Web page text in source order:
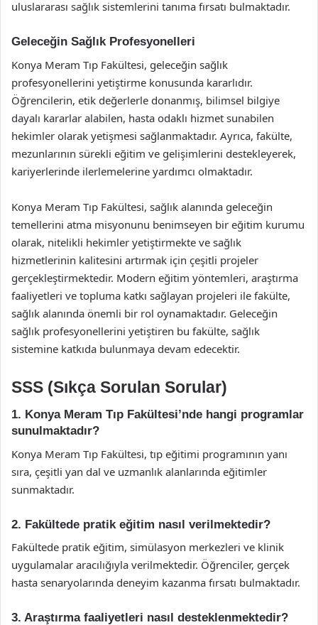
uluslararası sağlık sistemlerini tanıma fırsatı bulmaktadır.
Geleceğin Sağlık Profesyonelleri
Konya Meram Tıp Fakültesi, geleceğin sağlık
profesyonellerini yetiştirme konusunda kararlıdır.
Öğrencilerin, etik değerlerle donanmış, bilimsel bilgiye
dayalı kararlar alabilen, hasta odaklı hizmet sunabilen
hekimler olarak yetişmesi sağlanmaktadır. Ayrıca, fakülte,
mezunlarının sürekli eğitim ve gelişimlerini destekleyerek,
kariyerlerinde ilerlemelerine yardımcı olmaktadır.
Konya Meram Tıp Fakültesi, sağlık alanında geleceğin
temellerini atma misyonunu benimseyen bir eğitim kurumu
olarak, nitelikli hekimler yetiştirmekte ve sağlık
hizmetlerinin kalitesini artırmak için çeşitli projeler
gerçekleştirmektedir. Modern eğitim yöntemleri, araştırma
faaliyetleri ve topluma katkı sağlayan projeleri ile fakülte,
sağlık alanında önemli bir rol oynamaktadır. Geleceğin
sağlık profesyonellerini yetiştiren bu fakülte, sağlık
sistemine katkıda bulunmaya devam edecektir.
SSS (Sıkça Sorulan Sorular)
1. Konya Meram Tıp Fakültesi’nde hangi programlar
sunulmaktadır?
Konya Meram Tıp Fakültesi, tıp eğitimi programının yanı
sıra, çeşitli yan dal ve uzmanlık alanlarında eğitimler
sunmaktadır.
2. Fakültede pratik eğitim nasıl verilmektedir?
Fakültede pratik eğitim, simülasyon merkezleri ve klinik
uygulamalar aracılığıyla verilmektedir. Öğrenciler, gerçek
hasta senaryolarında deneyim kazanma fırsatı bulmaktadır.
3. Araştırma faaliyetleri nasıl desteklenmektedir?